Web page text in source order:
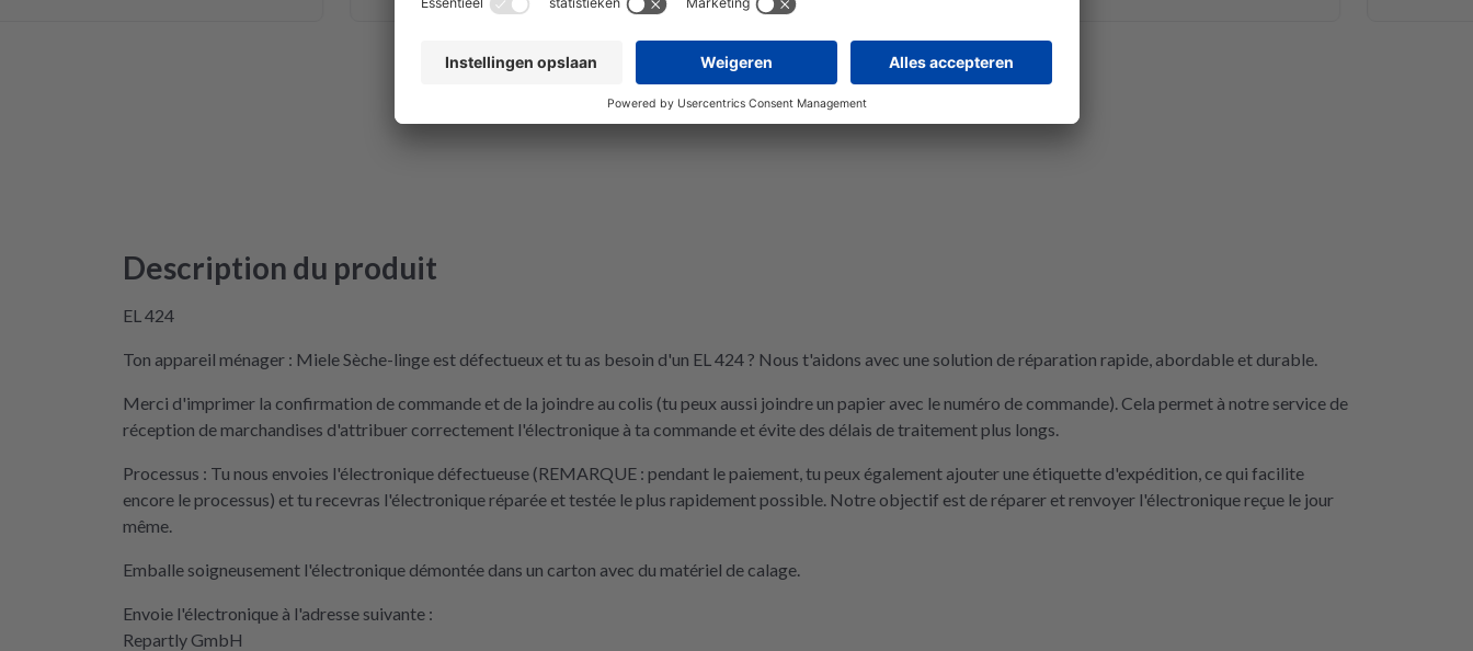
Description du produit
EL 424
Ton appareil ménager : Miele Sèche-linge est défectueux et tu as besoin d'un EL 424 ? Nous t'aidons avec une solution de réparation rapide, abordable et durable.
Merci d'imprimer la confirmation de commande et de la joindre au colis (tu peux aussi joindre un papier avec le numéro de commande). Cela permet à notre service de
réception de marchandises d'attribuer correctement l'électronique à ta commande et évite des délais de traitement plus longs.
Processus : Tu nous envoies l'électronique défectueuse (REMARQUE : pendant le paiement, tu peux également ajouter une étiquette d'expédition, ce qui facilite
encore le processus) et tu recevras l'électronique réparée et testée le plus rapidement possible. Notre objectif est de réparer et renvoyer l'électronique reçue le jour
même.
Emballe soigneusement l'électronique démontée dans un carton avec du matériel de calage.
Envoie l'électronique à l'adresse suivante :
Repartly GmbH